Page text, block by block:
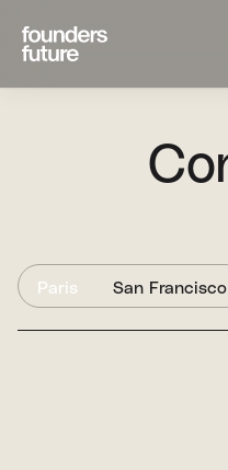
Paris San Francisco